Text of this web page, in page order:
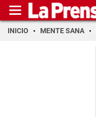
INICIO MENTE SANA